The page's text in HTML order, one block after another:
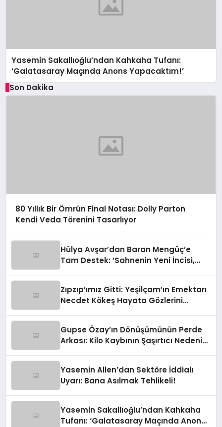
Yasemin Sakallıoğlu’ndan Kahkaha Tufanı:
‘Galatasaray Maçında Anons Yapacaktım!’
Son Dakika
80 Yıllık Bir Ömrün Final Notası: Dolly Parton
Kendi Veda Törenini Tasarlıyor
Hülya Avşar’dan Baran Mengüç’e
Tam Destek: ‘Sahnenin Yeni İncisi,
Zıpzıp’ımız Gitti: Yeşilçam’ın Emektarı
Necdet Kökeş Hayata Gözlerini
Gupse Özay’ın Dönüşümünün Perde
Arkası: Kilo Kaybının Şaşırtıcı Nedeni
Yasemin Allen’dan Sektöre İddialı
Uyarı: Bana Asılmak Tehlikeli!
Yasemin Sakallıoğlu’ndan Kahkaha
Tufanı: ‘Galatasaray Maçında Anons